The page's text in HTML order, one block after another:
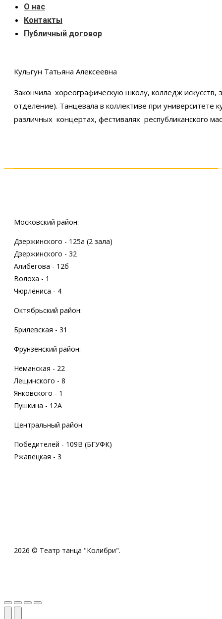
О нас
Контакты
Публичный договор
Кульгун Татьяна Алексеевна
Закончила хореографическую школу, колледж
отделение). Танцевала в коллективе при университете
различных концертах, фестивалях республиканского
Московский район:
Дзержинского - 125а (2 зала)
Дзержинского - 32
Алибегова - 12б
Волоха - 1
Чюрлёниса - 4
Октябрьский район:
Брилевская - 31
Фрунзенский район:
Неманская - 22
Лещинского - 8
Янковского - 1
Пушкина - 12А
Центральный район:
Победителей - 109В (БГУФК)
Ржавецкая - 3
2026 © Театр танца "Колибри".
Вверх